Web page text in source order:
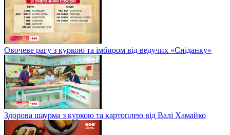
Овочеве рагу з куркою та імбиром від ведучих «Сніданку»
Здорова шаурма з куркою та картоплею від Валі Хамайко